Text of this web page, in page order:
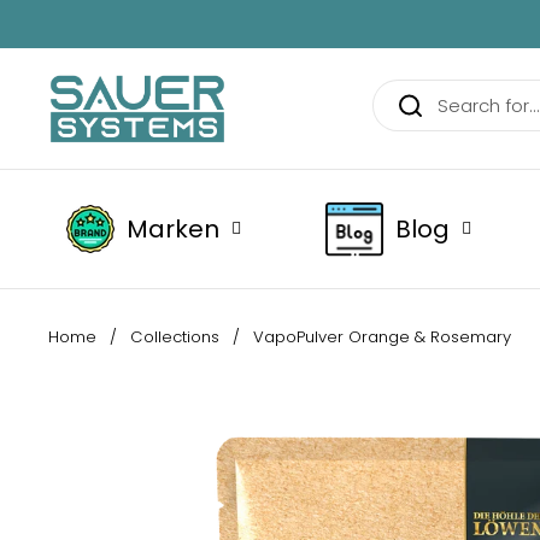
Marken Blog
Home / Collections / VapoPulver Orange & Rosemary